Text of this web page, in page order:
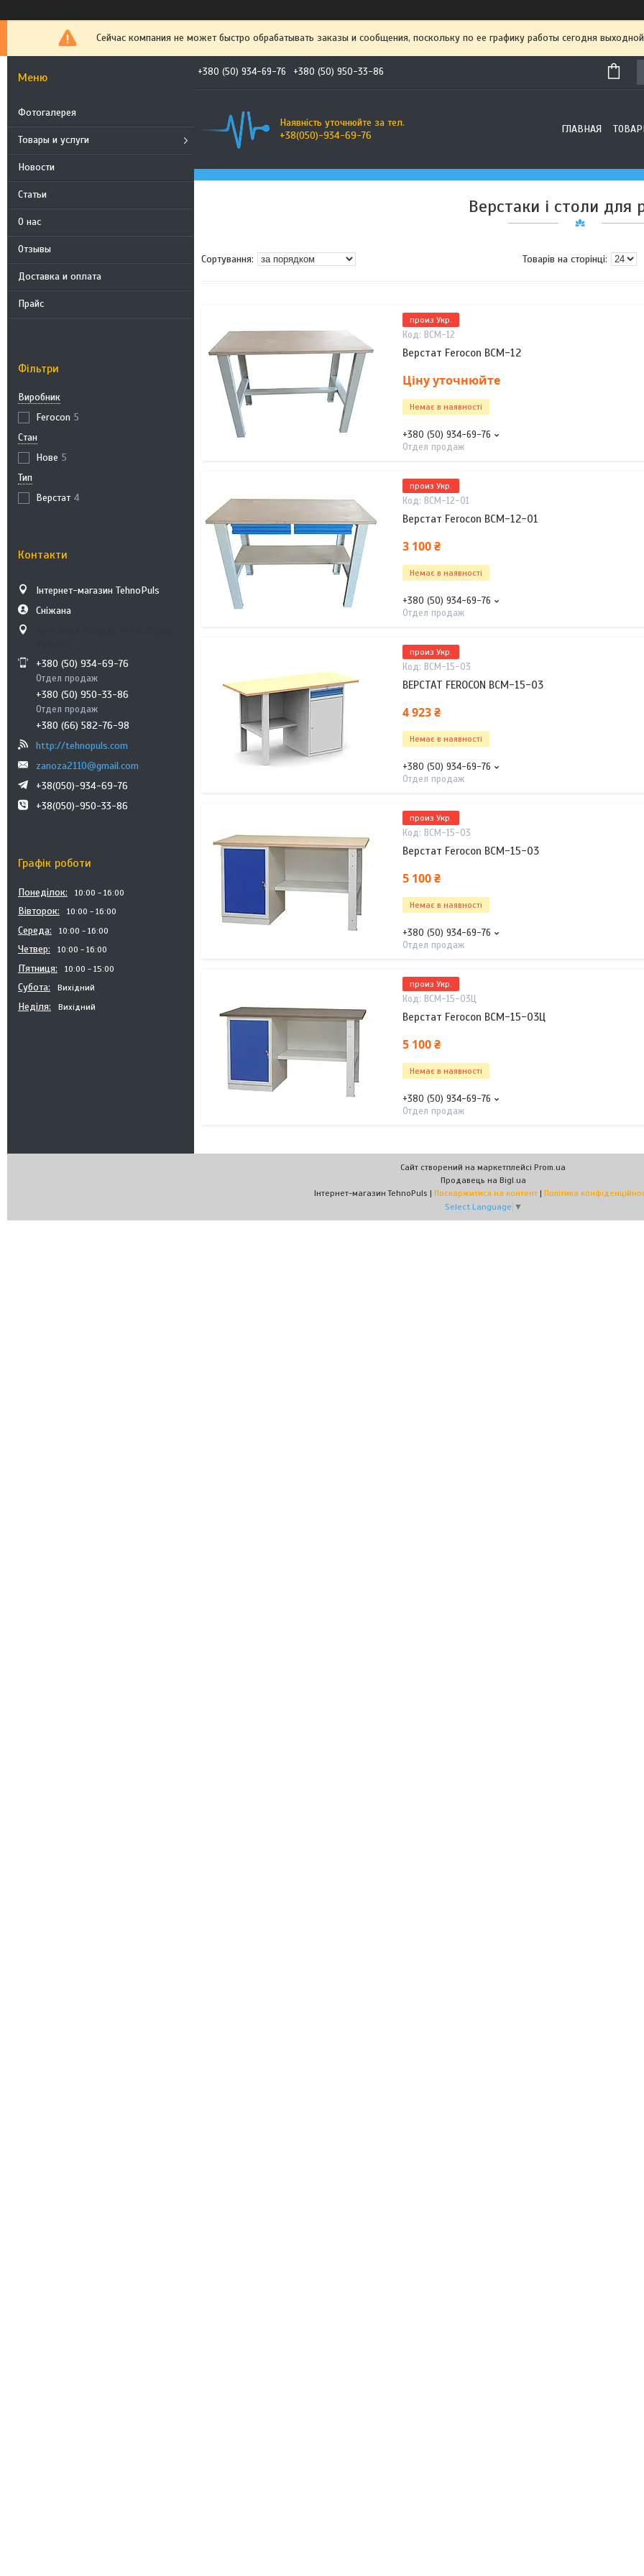
Сейчас компания не может быстро обрабатывать заказы и сообщения, поскольку по ее графику работы сегодня
Фотогалерея
Товары и услуги
Новости
Статьи
О нас
Отзывы
Доставка и оплата
Прайс
Фільтри
Виробник
Ferocon 5
Стан
Нове 5
Тип
Верстат 4
Контакти
Інтернет-магазин TehnoPuls
Сніжана
+380 (50) 934-69-76
Отдел продаж
+380 (50) 950-33-86
Отдел продаж
+380 (66) 582-76-98
http://tehnopuls.com
zanoza2110@gmail.com
+38(050)-934-69-76
+38(050)-950-33-86
Графік роботи
Понеділок 10:00 16:00
Вівторок 10:00 16:00
Середа 10:00 16:00
Четвер 10:00 16:00
Пʼятниця 10:00 15:00
Субота Вихідний
Неділя Вихідний
+380 (50) 934-69-76 +380 (50) 950-33-86
Наявність уточнюйте за тел.
+38(050)-934-69-76
ГЛАВНАЯ
Верстаки і столи для
произ Укр.
ВСМ-12
Верстат Ferocon ВСМ-12
Ціну уточнюйте
Немає в наявності
+380 (50) 934-69-76
Отдел продаж
произ Укр.
ВСМ-12-01
Верстат Ferocon ВСМ-12-01
3 100 ₴
Немає в наявності
+380 (50) 934-69-76
Отдел продаж
произ Укр.
ВСМ-15-03
ВЕРСТАТ FEROCON ВСМ-15-03
4 923 ₴
Немає в наявності
+380 (50) 934-69-76
Отдел продаж
произ Укр.
ВСМ-15-03
Верстат Ferocon ВСМ-15-03
5 100 ₴
Немає в наявності
+380 (50) 934-69-76
Отдел продаж
произ Укр.
ВСМ-15-03Ц
Верстат Ferocon ВСМ-15-03Ц
5 100 ₴
Немає в наявності
+380 (50) 934-69-76
Отдел продаж
Сайт створений на маркетплейсі Prom.ua
Продавець на Bigl.ua
Інтернет-магазин TehnoPuls | Поскаржитися на контент | Політика
Select Language ▼